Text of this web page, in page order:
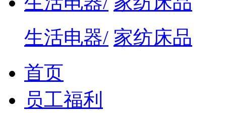
生活电器/ 家纺床品
首页
员工福利